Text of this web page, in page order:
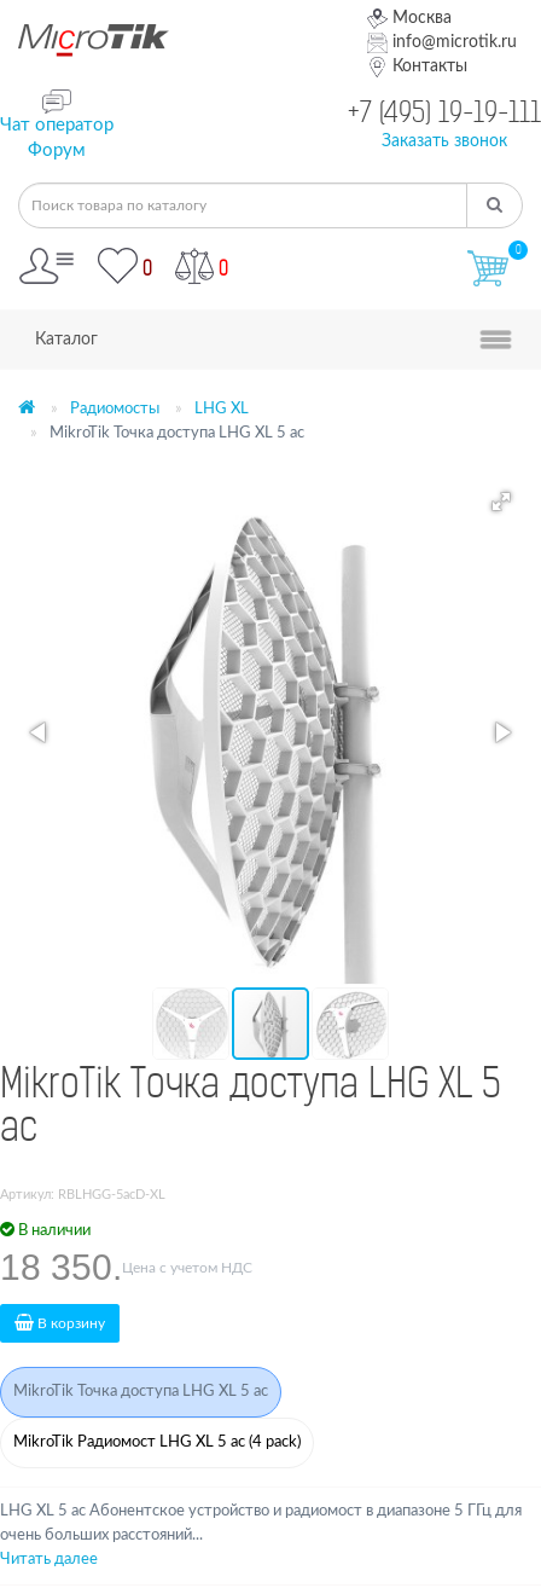
Москва
info@microtik.ru
Контакты
Чат оператор
Форум
+7 (495) 19-19-111
Заказать звонок
0 0
0
Каталог
Радиомосты
LHG XL
MikroTik Точка доступа LHG XL 5 ac
MikroTik Точка доступа LHG XL 5
ac
Артикул: RBLHGG-5acD-XL
В наличии
18 350. Цена с учетом НДС
В корзину
MikroTik Точка доступа LHG XL 5 ac
MikroTik Радиомост LHG XL 5 ac (4 pack)
LHG XL 5 ac Абонентское устройство и радиомост в диапазоне 5 ГГц для
очень больших расстояний...
Читать далее